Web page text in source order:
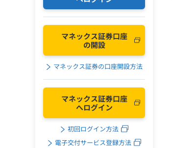
マネックス証券口座
の開設
マネックス証券の口座開設方法
マネックス証券口座
へログイン
初回ログイン方法
電子交付サービス登録方法